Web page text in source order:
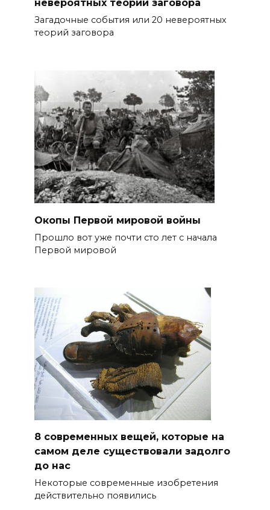
невероятных теорий заговора
Загадочные события или 20 невероятных
теорий заговора
Окопы Первой мировой войны
Прошло вот уже почти сто лет с начала
Первой мировой
8 современных вещей, которые на
самом деле существовали задолго
до нас
Некоторые современные изобретения
действительно появились